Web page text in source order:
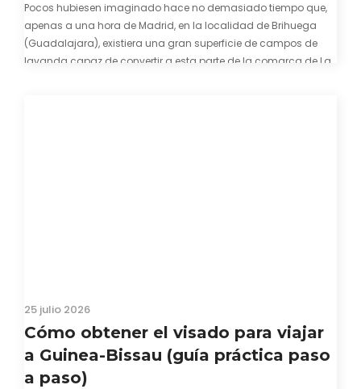
Pocos hubiesen imaginado hace no demasiado tiempo que,
apenas a una hora de Madrid, en la localidad de Brihuega
(Guadalajara), existiera una gran superficie de campos de
lavanda capaz de convertir a esta parte de la comarca de La
25 julio 2026
Cómo obtener el visado para viajar
a Guinea-Bissau (guía práctica paso
a paso)